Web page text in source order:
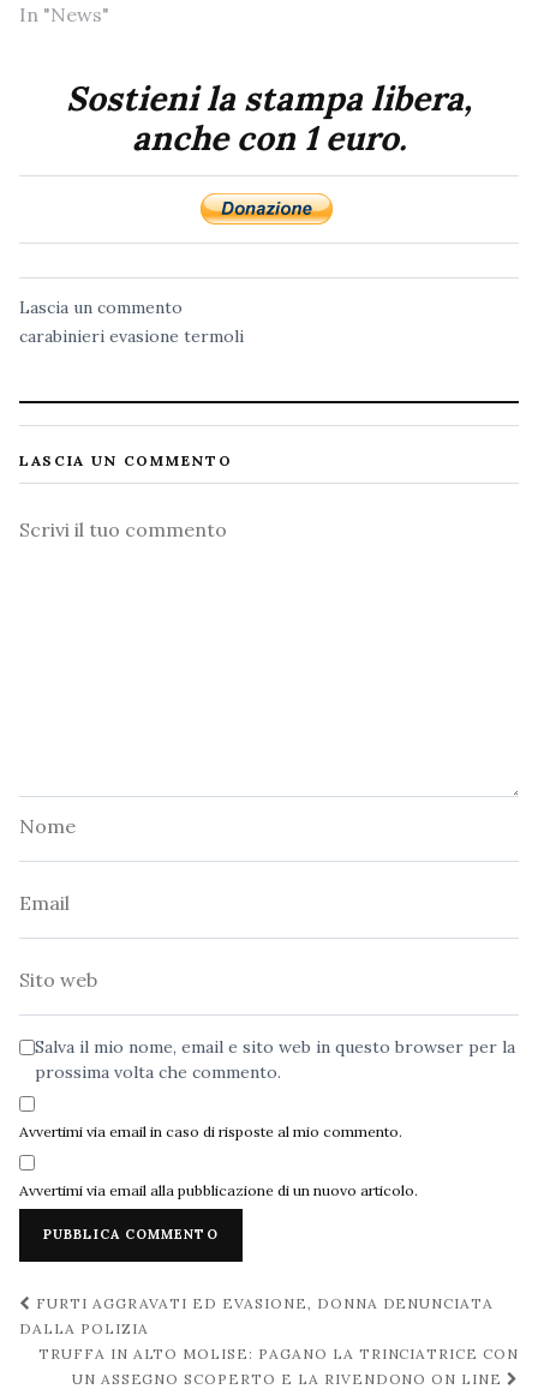
In "News"
Sostieni la stampa libera,
anche con 1 euro.
Lascia un commento
carabinieri evasione termoli
LASCIA UN COMMENTO
Commento
Salva il mio nome, email e sito web in questo browser per la
prossima volta che commento.
Avvertimi via email in caso di risposte al mio commento.
Avvertimi via email alla pubblicazione di un nuovo articolo.
Navigazione
post
FURTI AGGRAVATI ED EVASIONE, DONNA DENUNCIATA
DALLA POLIZIA
TRUFFA IN ALTO MOLISE: PAGANO LA TRINCIATRICE CON
UN ASSEGNO SCOPERTO E LA RIVENDONO ON LINE